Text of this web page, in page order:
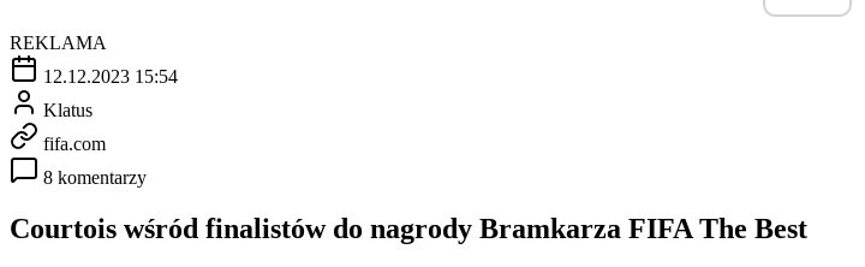
REKLAMA
12.12.2023 15:54
Klatus
fifa.com
8 komentarzy
Courtois wśród finalistów do nagrody Bramkarza FIFA The Best